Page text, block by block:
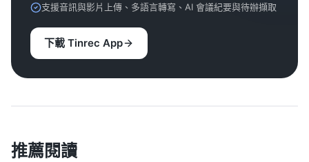
支援音訊與影片上傳、多語言轉寫、AI 會議紀要與待辦擷取
下載 Tinrec App
推薦閱讀